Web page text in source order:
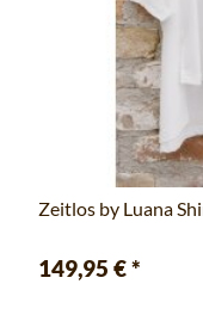
Zeitlos by Luana
149,95 €*